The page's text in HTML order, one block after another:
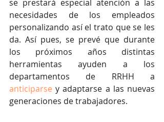
se prestará especial atención a las
necesidades de los empleados
personalizando así el trato que se les
da. Así pues, se prevé que durante
los próximos años distintas
herramientas ayuden a los
anticiparse y adaptarse a las nuevas
generaciones de trabajadores.